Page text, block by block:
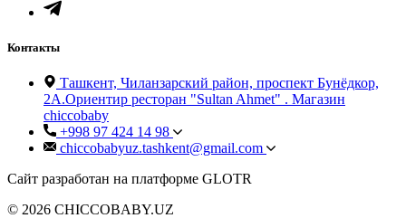
Контакты
Ташкент, Чиланзарский район, проспект Бунёдкор,
2А.Ориентир ресторан "Sultan Ahmet" . Магазин
chiccobaby
+998 97 424 14 98
chiccobabyuz.tashkent@gmail.com
Сайт разработан на платформе GLOTR
© 2026 CHICCOBABY.UZ